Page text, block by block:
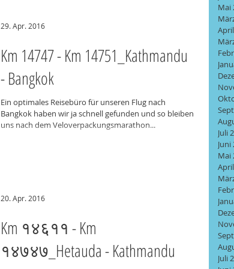
Km 14747 - Km 14751_Kathmandu
- Bangkok
Ein optimales Reisebüro für unseren Flug nach
Bangkok haben wir ja schnell gefunden und so bleiben
uns nach dem Veloverpackungsmarathon...
29. Apr. 2016
Km १४६११ - Km
१४७४७_Hetauda - Kathmandu
20. Apr. 2016
Mai
Juli
Juni
Mai
Juli